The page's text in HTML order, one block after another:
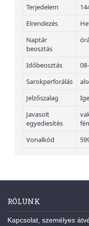
Terjedelem
Elrendezés
Naptár
beosztás
Időbeosztás
Sarokperforálás
Jelzőszalag
Javasolt
egyediesítés
Vonalkód
RÓLUNK
Kapcsolat, személyes